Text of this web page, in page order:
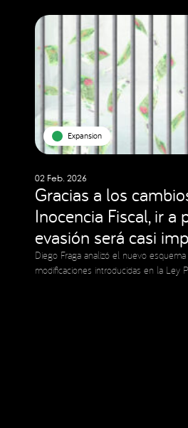
Expansion
02 Feb. 2026
Gracias a los
Inocencia Fiscal, ir a
evasión será casi
Diego Fraga analizó el nuevo
modificaciones introducidas en la Ley